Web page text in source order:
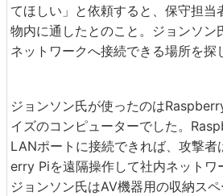
てほしい」と依頼すると、保守担当
物内に通したとのこと。ジョンソン
ネットワークへ接続できる場所を探
ジョンソン氏が使ったのは
イズのコンピューターでした。
LANポートに接続できれば、攻撃者
erry Piを遠隔操作して社内ネットワ
ジョンソン氏はAV機器用の収納ス